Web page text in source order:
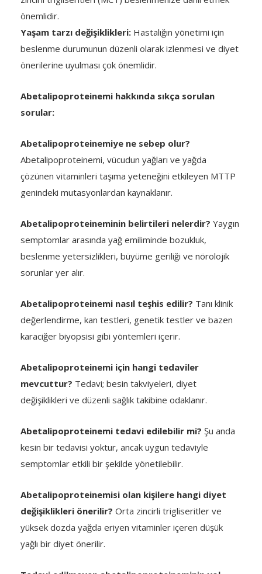
önemlidir.
Yaşam tarzı değişiklikleri: Hastalığın yönetimi için
beslenme durumunun düzenli olarak izlenmesi ve diyet
önerilerine uyulması çok önemlidir.
Abetalipoproteinemi hakkında sıkça sorulan
sorular:
Abetalipoproteinemiye ne sebep olur?
Abetalipoproteinemi, vücudun yağları ve yağda
çözünen vitaminleri taşıma yeteneğini etkileyen MTTP
genindeki mutasyonlardan kaynaklanır.
Abetalipoproteineminin belirtileri nelerdir? Yaygın
semptomlar arasında yağ emiliminde bozukluk,
beslenme yetersizlikleri, büyüme geriliği ve nörolojik
sorunlar yer alır.
Abetalipoproteinemi nasıl teşhis edilir? Tanı klinik
değerlendirme, kan testleri, genetik testler ve bazen
karaciğer biyopsisi gibi yöntemleri içerir.
Abetalipoproteinemi için hangi tedaviler
mevcuttur? Tedavi; besin takviyeleri, diyet
değişiklikleri ve düzenli sağlık takibine odaklanır.
Abetalipoproteinemi tedavi edilebilir mi? Şu anda
kesin bir tedavisi yoktur, ancak uygun tedaviyle
semptomlar etkili bir şekilde yönetilebilir.
Abetalipoproteinemisi olan kişilere hangi diyet
değişiklikleri önerilir? Orta zincirli trigliseritler ve
yüksek dozda yağda eriyen vitaminler içeren düşük
yağlı bir diyet önerilir.